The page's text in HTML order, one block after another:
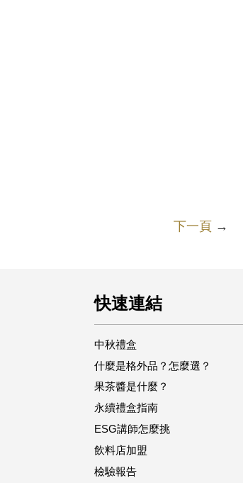
下一頁→
快速連結
中秋禮盒
什麼是格外品？怎麼選？
果茶醬是什麼？
永續禮盒指南
ESG講師怎麼挑
飲料店加盟
檢驗報告